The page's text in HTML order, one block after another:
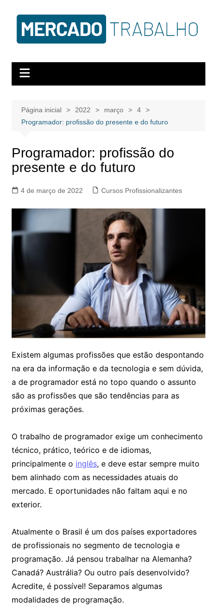
Página inicial 2022 março
4
Programador: profissão do presente e do futuro
Programador: profissão do
presente e do futuro
4 de março de 2022 Cursos Profissionalizantes
Existem algumas profissões que estão despontando
na era da informação e da tecnologia e sem dúvida,
a de programador está no topo quando o assunto
são as profissões que são tendências para as
próximas gerações.
O trabalho de programador exige um conhecimento
técnico, prático, teórico e de idiomas,
principalmente o inglês, e deve estar sempre muito
bem alinhado com as necessidades atuais do
mercado. E oportunidades não faltam aqui e no
exterior.
Atualmente o Brasil é um dos países exportadores
de profissionais no segmento de tecnologia e
programação. Já pensou trabalhar na Alemanha?
Canadá? Austrália? Ou outro país desenvolvido?
Acredite, é possível! Separamos algumas
modalidades de programação.